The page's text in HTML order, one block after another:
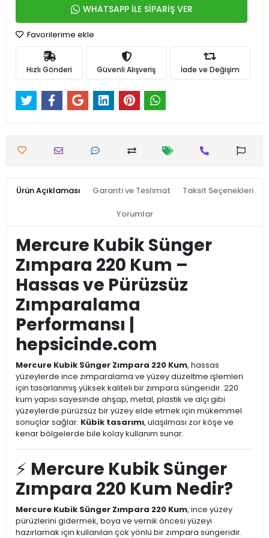
WHATSAPP İLE SİPARİŞ VER
Favorilerime ekle
Hızlı Gönderi Güvenli Alışveriş İade ve Değişim
Ürün Açıklaması Garanti ve Teslimat Taksit Seçenekleri
Yorumlar
Mercure Kubik Sünger
Zımpara 220 Kum –
Hassas ve Pürüzsüz
Zımparalama
Performansı |
hepsicinde.com
Mercure Kubik Sünger Zımpara 220 Kum, hassas
yüzeylerde ince zımparalama ve yüzey düzeltme işlemleri
için tasarlanmış yüksek kaliteli bir zımpara süngeridir. 220
kum yapısı sayesinde ahşap, metal, plastik ve alçı gibi
yüzeylerde pürüzsüz bir yüzey elde etmek için mükemmel
sonuçlar sağlar. Kübik tasarımı, ulaşılması zor köşe ve
kenar bölgelerde bile kolay kullanım sunar.
⚡ Mercure Kubik Sünger
Zımpara 220 Kum Nedir?
Mercure Kubik Sünger Zımpara 220 Kum, ince yüzey
pürüzlerini gidermek, boya ve vernik öncesi yüzeyi
hazırlamak için kullanılan çok yönlü bir zımpara süngeridir.